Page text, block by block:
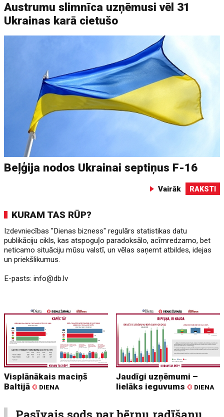
Austrumu slimnīca uzņēmusi vēl 31
Ukrainas karā cietušo
Beļģija nodos Ukrainai septiņus F-16
Vairāk RAKSTI
KURAM TAS RŪP?
Izdevniecības "Dienas bizness" regulārs statistikas datu
publikāciju cikls, kas atspoguļo paradoksālo, acīmredzamo, bet
neticamo situāciju mūsu valstī, un vēlas saņemt atbildes, idejas
un priekšlikumus.
E-pasts:info@db.lv
Visplānākais maciņš
Baltijā © DIENA
Jaudīgi uzņēmumi –
lielāks ieguvums © DIENA
Pasīvais sods par bērnu radīšanu